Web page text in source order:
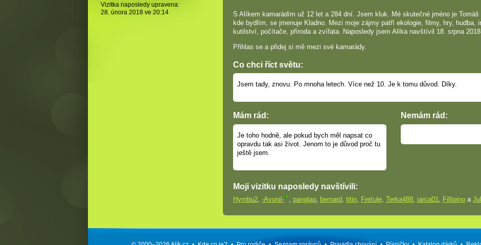
S Alíkem kamarádím už 12 let a 284 dní . Jsem kluk. Mé skutečné jméno je
kde bydlím, se jmenuje Kladno. Mezi moje zájmy patří ekologie, filmy, hry, hudba,
kutilství, počítače, příroda a zvířata. Naposledy jsem Alíka navštívil 18. srpna
Přihlas se a přidej si mě mezi své kamarády.
Co chci říct světu:
Jsem tady, znovu. Po mnoha letech. Více než 10. Je k tomu důvod. Díky.
Mám rád:
Je toho hodně, ale pokud bych měl napsat co
opravdu tak asi život. Jenom to je důvod proč tu
ještě jsem.
Nemám rád:
Moji vizitku naposledy navštívili:
Hymbu2, -Avonil- , panglaq, bernard,titin, Freťule,Terka488, jarca01, Fillipino a
Vizitka naposledy upravena:
28. února 2018 ve 20:14